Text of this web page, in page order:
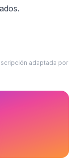
adaptada por